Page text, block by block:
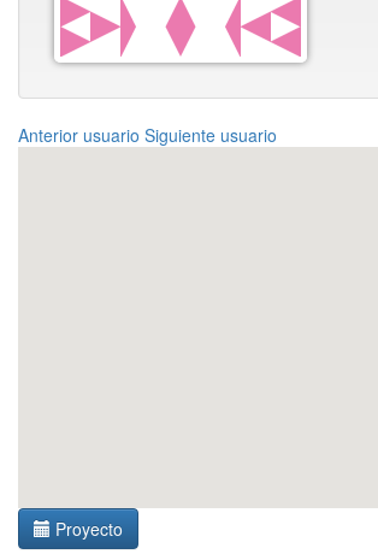
Anterior usuario Siguiente usuario
Proyecto